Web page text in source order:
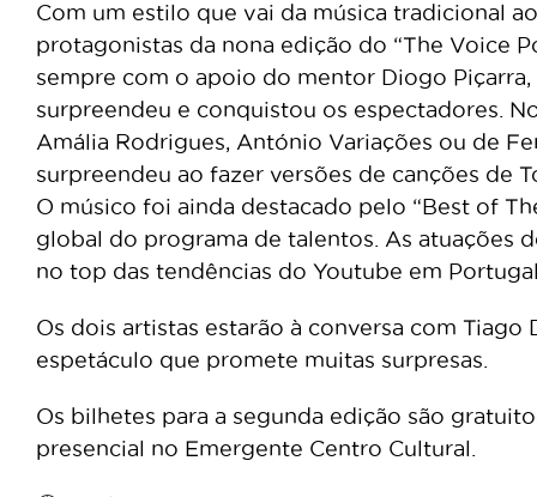
Com um estilo que vai da música tradicional
protagonistas da nona edição do “The Voice
sempre com o apoio do mentor Diogo
surpreendeu e conquistou os espectadores.
Amália Rodrigues, António Variações ou de
surpreendeu ao fazer versões de canções de
O músico foi ainda destacado pelo “Best of
global do programa de talentos. As atuações
no top das tendências do Youtube em
Os dois artistas estarão à conversa com Tiago
espetáculo que promete muitas surpresas.
Os bilhetes para a segunda edição são
presencial no Emergente Centro Cultural.